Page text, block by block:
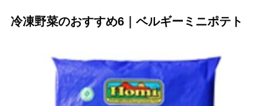
冷凍野菜のおすすめ6｜ベルギーミニポテト